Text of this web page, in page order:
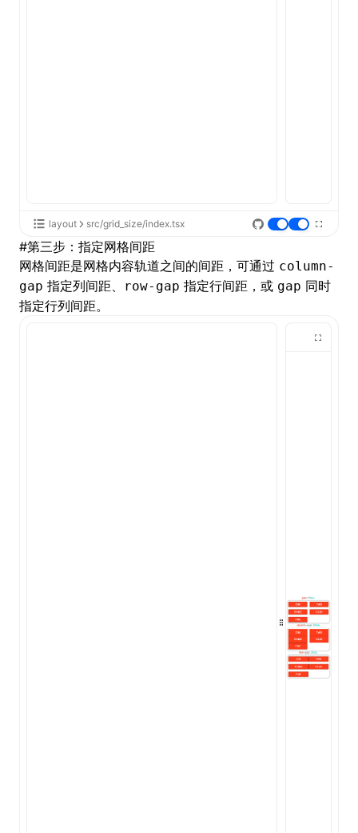
layout src/grid_size/index.tsx
#第三步：指定网格间距
网格间距是网格内容轨道之间的间距，可通过 column-
gap 指定列间距、 row-gap 指定行间距，或 gap 同时
指定行列间距。